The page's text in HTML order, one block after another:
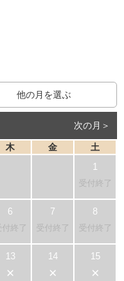
他の月を選ぶ
次の月＞
木 金 土
受付終了
付終了 受付終了 受付終了
× × ×